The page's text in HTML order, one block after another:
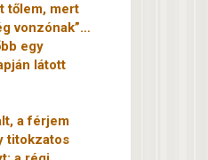
tőlem, mert
vonzónak”…
egy
látott
a férjem
titokzatos